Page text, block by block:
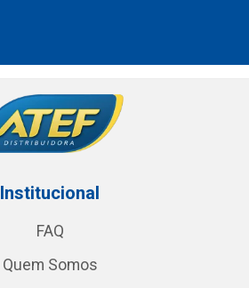
Institucional
FAQ
Quem Somos